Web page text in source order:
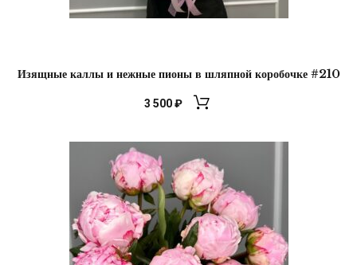
Изящные каллы и нежные пионы в шляпной коробочке #210
3 500₽